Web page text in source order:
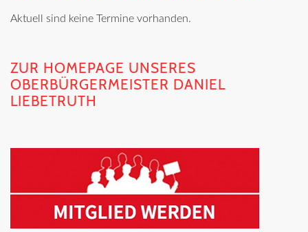
Aktuell sind keine Termine vorhanden.
ZUR HOMEPAGE UNSERES
OBERBÜRGERMEISTER DANIEL
LIEBETRUTH